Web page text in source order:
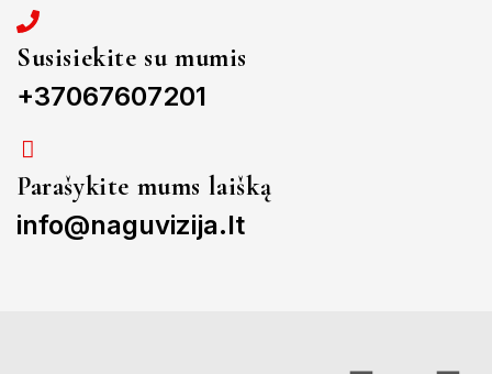
Susisiekite su mumis
+37067607201
Parašykite mums laišką
info@naguvizija.lt